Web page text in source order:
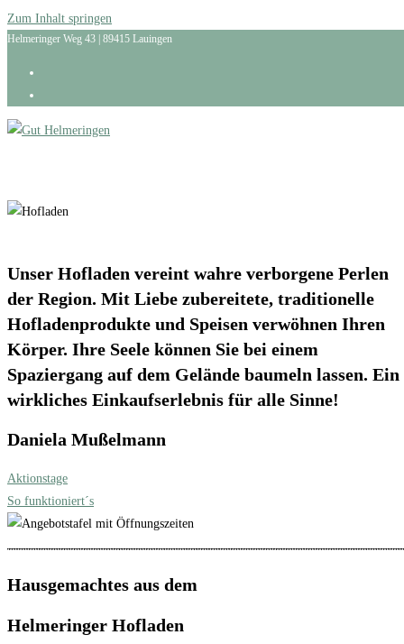
Zum Inhalt springen
Helmeringer Weg 43 | 89415 Lauingen
Unser Hofladen vereint wahre verborgene Perlen
der Region. Mit Liebe zubereitete, traditionelle
Hofladenprodukte und Speisen verwöhnen Ihren
Körper. Ihre Seele können Sie bei einem
Spaziergang auf dem Gelände baumeln lassen. Ein
wirkliches Einkaufserlebnis für alle Sinne!
Daniela Mußelmann
Aktionstage
So funktioniert´s
Hausgemachtes aus dem
Helmeringer Hofladen